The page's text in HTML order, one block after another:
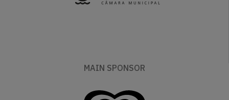
MAIN SPONSOR